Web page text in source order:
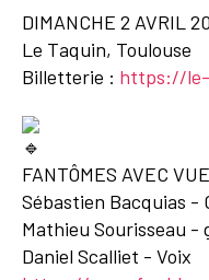
DIMANCHE 2 AVRIL
Le Taquin, Toulouse
Billetterie : https://
FANTÔMES AVEC VUE
Sébastien Bacquias -
Mathieu Sourisseau -
Daniel Scalliet - Voix